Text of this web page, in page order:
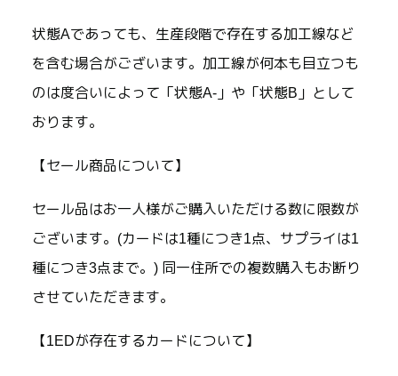
状態Aであっても、生産段階で存在する加工線など
を含む場合がございます。加工線が何本も目立つも
のは度合いによって「状態A-」や「状態B」として
おります。
【セール商品について】
セール品はお一人様がご購入いただける数に限数が
ございます。(カードは1種につき1点、サプライは1
種につき3点まで。) 同一住所での複数購入もお断り
させていただきます。
【1EDが存在するカードについて】